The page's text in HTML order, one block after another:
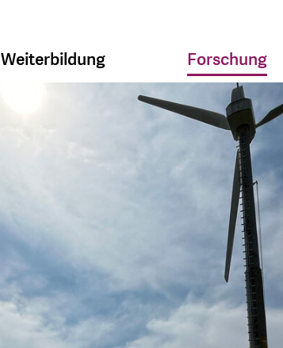
Weiterbildung Forschung